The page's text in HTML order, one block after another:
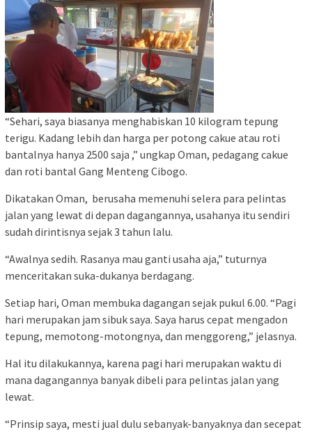
“Sehari, saya biasanya menghabiskan 10 kilogram tepung
terigu. Kadang lebih dan harga per potong cakue atau roti
bantalnya hanya 2500 saja ,” ungkap Oman, pedagang cakue
dan roti bantal Gang Menteng Cibogo.
Dikatakan Oman, berusaha memenuhi selera para pelintas
jalan yang lewat di depan dagangannya, usahanya itu sendiri
sudah dirintisnya sejak 3 tahun lalu.
“Awalnya sedih. Rasanya mau ganti usaha aja,” tuturnya
menceritakan suka-dukanya berdagang.
Setiap hari, Oman membuka dagangan sejak pukul 6.00. “Pagi
hari merupakan jam sibuk saya. Saya harus cepat mengadon
tepung, memotong-motongnya, dan menggoreng,” jelasnya.
Hal itu dilakukannya, karena pagi hari merupakan waktu di
mana dagangannya banyak dibeli para pelintas jalan yang
lewat.
“Prinsip saya, mesti jual dulu sebanyak-banyaknya dan secepat